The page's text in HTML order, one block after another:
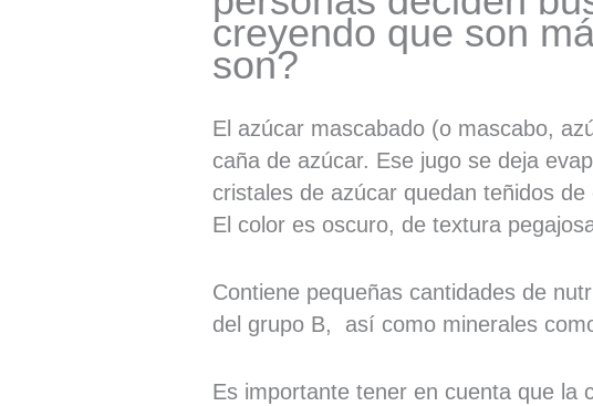
creyendo que son
son?
El azúcar mascabado (o mascabo,
caña de azúcar. Ese jugo se deja
cristales de azúcar quedan teñidos
El color es oscuro, de textura
Contiene pequeñas cantidades de
del grupo B, así como minerales
Es importante tener en cuenta que la